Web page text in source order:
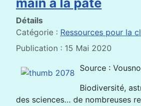
main à la pâte
Détails
Catégorie : Ressources pour la
Publication : 15 Mai 2020
Source :
Biodiversité,
des sciences… de nombreuses